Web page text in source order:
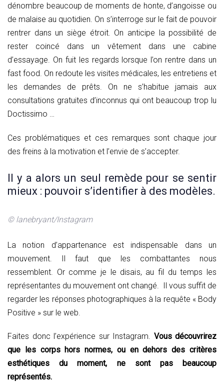
dénombre beaucoup de moments de honte, d’angoisse ou
de malaise au quotidien. On s’interroge sur le fait de pouvoir
rentrer dans un siège étroit. On anticipe la possibilité de
rester coincé dans un vêtement dans une cabine
d’essayage. On fuit les regards lorsque l’on rentre dans un
fast food. On redoute les visites médicales, les entretiens et
les demandes de prêts. On ne s’habitue jamais aux
consultations gratuites d’inconnus qui ont beaucoup trop lu
Doctissimo …
Ces problématiques et ces remarques sont chaque jour
des freins à la motivation et l’envie de s’accepter.
Il y a alors un seul remède pour se sentir
mieux : pouvoir s’identifier à des modèles.
© lanebryant/Instagram
La notion d’appartenance est indispensable dans un
mouvement. Il faut que les combattantes nous
ressemblent. Or comme je le disais, au fil du temps les
représentantes du mouvement ont changé. Il vous suffit de
regarder les réponses photographiques à la requête « Body
Positive » sur le web.
Faites donc l’expérience sur Instagram. Vous découvrirez
que les corps hors normes, ou en dehors des critères
esthétiques du moment, ne sont pas beaucoup
représentés.